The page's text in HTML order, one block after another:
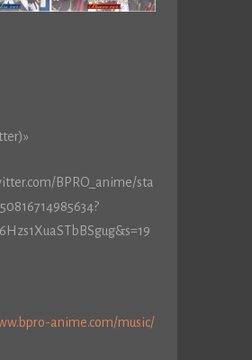
BPRO_anime/sta
anime.com/music/